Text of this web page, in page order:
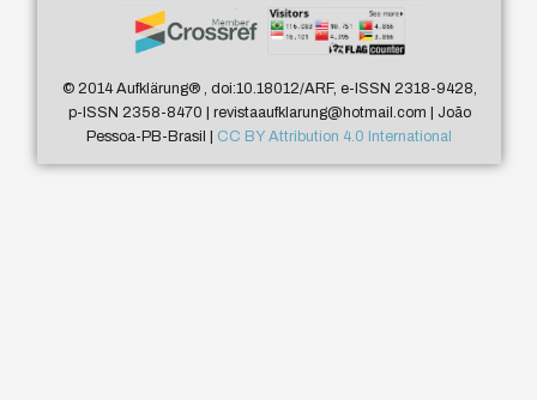
© 2014 Aufklärung®, doi:10.18012/ARF, e-ISSN 2318-9428,
p-ISSN 2358-8470 | revistaaufklarung@hotmail.com | João
Pessoa-PB-Brasil | CC BY Attribution 4.0 International